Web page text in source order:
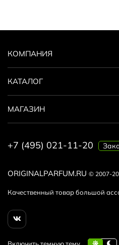
ORIGINALPARFUM.RU © 2007-
Качественный товар большой
КОМПАНИЯ
КАТАЛОГ
МАГАЗИН
+7 (495) 021-11-20